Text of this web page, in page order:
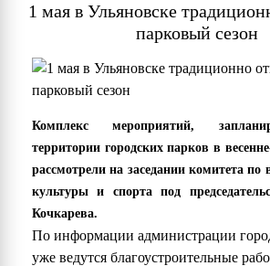
1 мая в Ульяновске
парковый сезон
Комплекс мероприятий,
территории городских парков в
рассмотрели на заседании комитета по
культуры и спорта под
Кочкарева.
По информации администрации
уже ведутся благоустроительные